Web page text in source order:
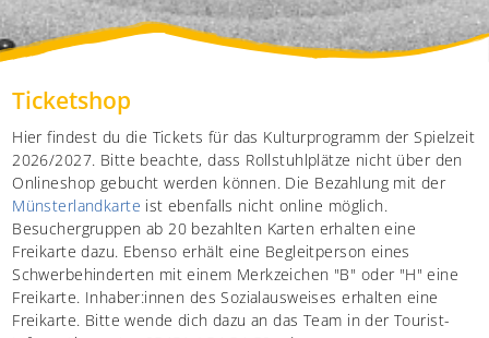
Shop
Ticketshop
Hier findest du die Tickets für das Kulturprogramm der Spielzeit
2026/2027. Bitte beachte, dass Rollstuhlplätze nicht über den
Onlineshop gebucht werden können. Die Bezahlung mit der
Münsterlandkarte ist ebenfalls nicht online möglich.
Besuchergruppen ab 20 bezahlten Karten erhalten eine
Freikarte dazu. Ebenso erhält eine Begleitperson eines
Schwerbehinderten mit einem Merkzeichen "B" oder "H" eine
Freikarte. Inhaber:innen des Sozialausweises erhalten eine
Freikarte. Bitte wende dich dazu an das Team in der Tourist-